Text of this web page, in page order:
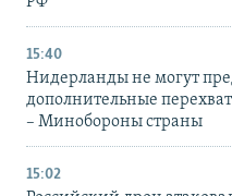
15:40
Нидерланды не могут
дополнительные
– Минобороны страны
15:02